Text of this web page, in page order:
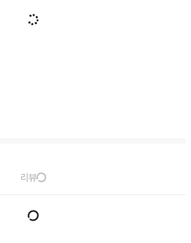
리뷰